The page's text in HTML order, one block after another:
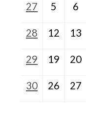
27 5 6
28 12 13
29 19 20
30 26 27